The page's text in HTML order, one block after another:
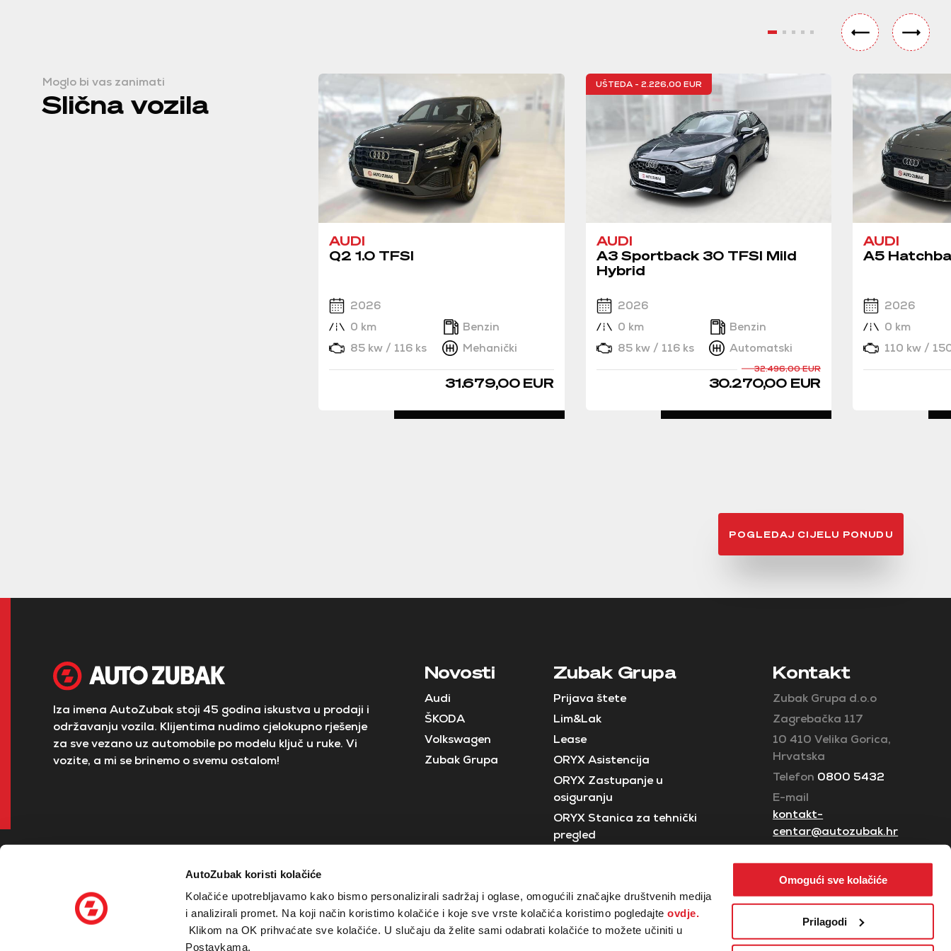
AutoZubak koristi kolačiće
Kolačiće upotrebljavamo kako bismo personalizirali sadržaj i oglase, omogućili značajke društvenih medija
i analizirali promet. Na koji način koristimo kolačiće i koje sve vrste kolačića koristimo pogledajteovdje.
Klikom na OK prihvaćate sve kolačiće. U slučaju da želite sami odabrati kolačiće to možete učiniti u
Postavkama.
Omogući sve kolačiće
Prilagodi
Moglo bi vas zanimati
Slična vozila
AUDI
Q2 1.0 TFSI
2026
0 km
Benzin
85 kw / 116 ks
Mehanički
31.679,00 EUR
UŠTEDA - 2.226,00 EUR
AUDI
A3 Sportback 30 TFSI Mild
Hybrid
2026
0 km
Benzin
85 kw / 116 ks
Automatski
32.496,00 EUR
30.270,00 EUR
AUDI
A5
2026
0 km
110 kw /
POGLEDAJ CIJELU PONUDU
Iza imena AutoZubak stoji 45 godina iskustva u prodaji i
održavanju vozila. Klijentima nudimo cjelokupno rješenje
za sve vezano uz automobile po modelu ključ u ruke. Vi
vozite, a mi se brinemo o svemu ostalom!
Novosti
Audi
ŠKODA
Volkswagen
Zubak Grupa
Zubak Grupa
Prijava štete
Lim&Lak
Lease
ORYX Asistencija
ORYX Zastupanje u
osiguranju
ORYX Stanica za tehnički
pregled
Kontakt
Zubak Grupa d.o.o
Zagrebačka 117
10 410 Velika Gorica,
Hrvatska
Telefon 0800 5432
E-mail
kontakt-
centar@autozubak.hr
© 2026 Zubak Grupa - sva prava pridržana Izjava o zaštiti privatnosti Opći uvjeti poslovanja